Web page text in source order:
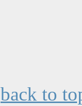
back to